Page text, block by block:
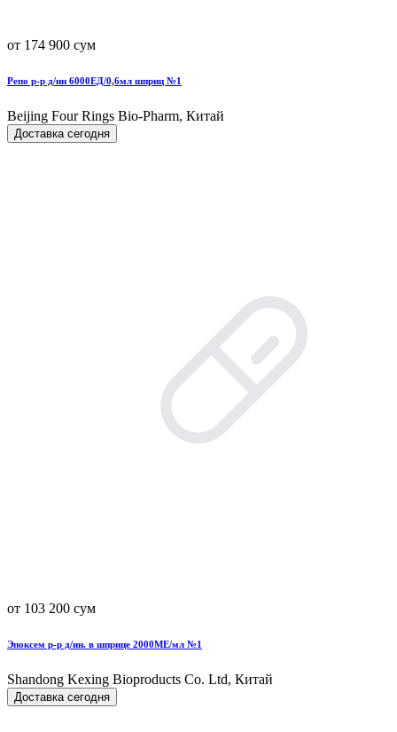
от 174 900 сум
Репо р-р д/ин 6000ЕД/0,6мл шприц №1
Beijing Four Rings Bio-Pharm, Китай
Доставка сегодня
от 103 200 сум
Эпоксем р-р д/ин. в шприце 2000МЕ/мл №1
Shandong Kexing Bioproducts Co. Ltd, Китай
Доставка сегодня